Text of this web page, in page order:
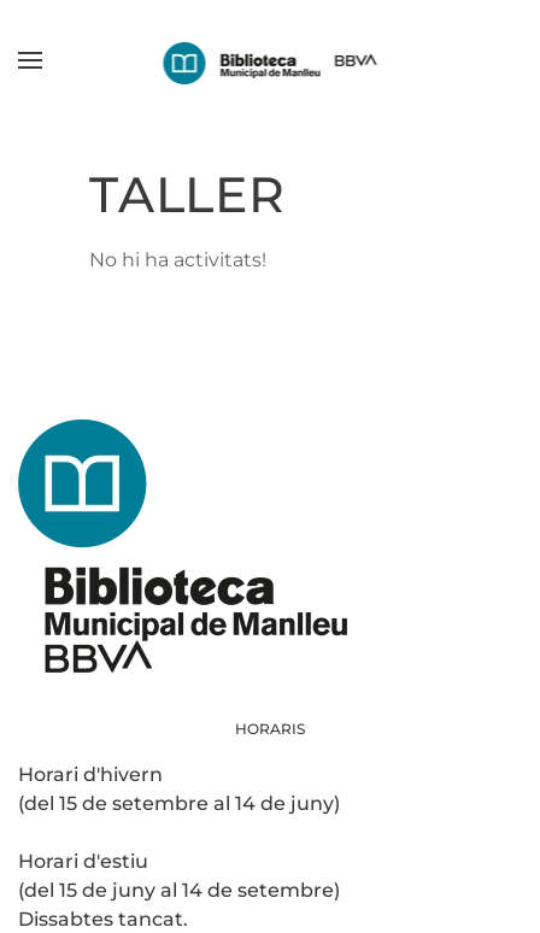
TALLER
No hi ha activitats!
HORARIS
Horari d'hivern
(del 15 de setembre al 14 de juny)
Horari d'estiu
(del 15 de juny al 14 de setembre)
Dissabtes tancat.